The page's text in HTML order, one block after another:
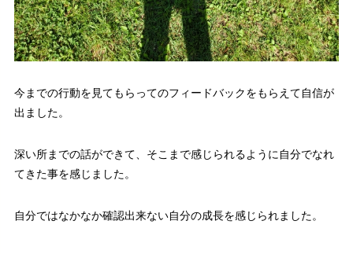
今までの行動を見てもらってのフィードバックをもらえて自信が
出ました。
深い所までの話ができて、そこまで感じられるように自分でなれ
てきた事を感じました。
自分ではなかなか確認出来ない自分の成長を感じられました。